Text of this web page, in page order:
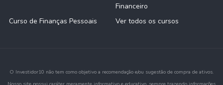
Financeiro
Curso de Finanças Pessoais
Ver todos os cursos
O Investidor10 não tem como objetivo a recomendação e/ou sugestão de compra de ativos.